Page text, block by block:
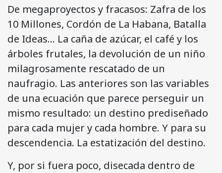
De megaproyectos y fracasos: Zafra de los
10 Millones, Cordón de La Habana, Batalla
de Ideas… La caña de azúcar, el café y los
árboles frutales, la devolución de un niño
milagrosamente rescatado de un
naufragio. Las anteriores son las variables
de una ecuación que parece perseguir un
mismo resultado: un destino prediseñado
para cada mujer y cada hombre. Y para su
descendencia. La estatización del destino.
Y, por si fuera poco, disecada dentro de